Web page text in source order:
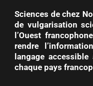
Sciences de chez
de vulgarisation
l’Ouest
rendre
langage
chaque pays